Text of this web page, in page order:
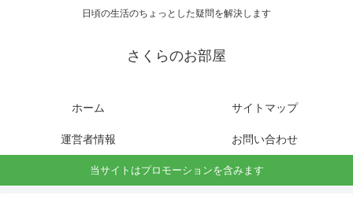
日頃の生活のちょっとした疑問を解決します
さくらのお部屋
ホーム サイトマップ
運営者情報 お問い合わせ
当サイトはプロモーションを含みます